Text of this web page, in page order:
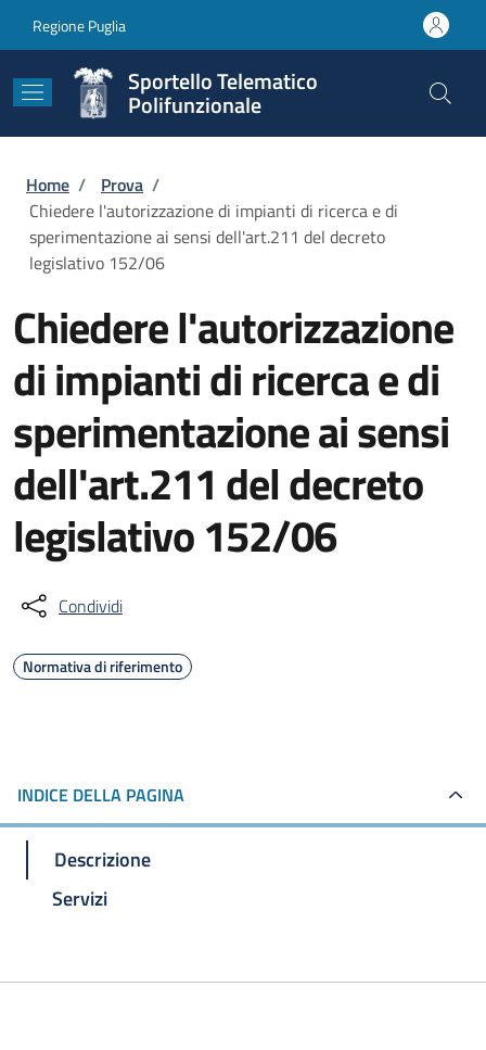
Regione Puglia
Sportello Telematico
Polifunzionale
Briciole di pane
Home / Prova /
Chiedere l'autorizzazione di impianti di ricerca e di
sperimentazione ai sensi dell'art.211 del decreto
legislativo 152/06
Chiedere l'autorizzazione
di impianti di ricerca e di
sperimentazione ai sensi
dell'art.211 del decreto
legislativo 152/06
Condividi
Normativa di riferimento
INDICE DELLA PAGINA
Descrizione
Servizi